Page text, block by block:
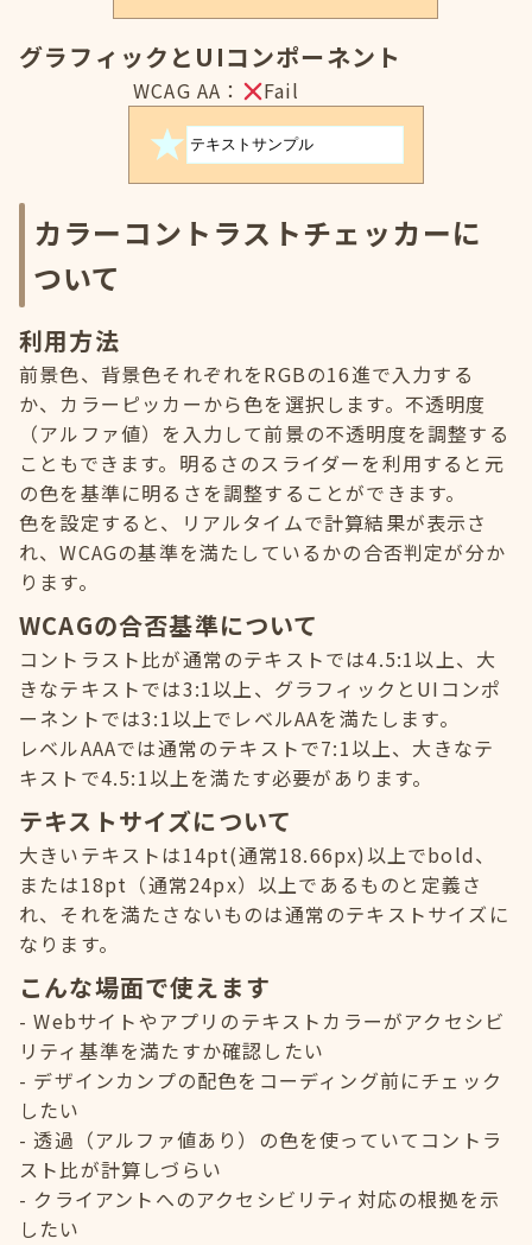
グラフィックとUIコンポーネント
WCAG AA： Fail
カラーコントラストチェッカーに
ついて
利用方法
前景色、背景色それぞれをRGBの16進で入力する
か、カラーピッカーから色を選択します。不透明度
（アルファ値）を入力して前景の不透明度を調整する
こともできます。明るさのスライダーを利用すると元
の色を基準に明るさを調整することができます。
色を設定すると、リアルタイムで計算結果が表示さ
れ、WCAGの基準を満たしているかの合否判定が分か
ります。
WCAGの合否基準について
コントラスト比が通常のテキストでは4.5:1以上、大
きなテキストでは3:1以上、グラフィックとUIコンポ
ーネントでは3:1以上でレベルAAを満たします。
レベルAAAでは通常のテキストで7:1以上、大きなテ
キストで4.5:1以上を満たす必要があります。
テキストサイズについて
大きいテキストは14pt(通常18.66px)以上でbold、
または18pt（通常24px）以上であるものと定義さ
れ、それを満たさないものは通常のテキストサイズに
なります。
こんな場面で使えます
Webサイトやアプリのテキストカラーがアクセシビ
リティ基準を満たすか確認したい
デザインカンプの配色をコーディング前にチェック
したい
透過（アルファ値あり）の色を使っていてコントラ
スト比が計算しづらい
クライアントへのアクセシビリティ対応の根拠を示
したい